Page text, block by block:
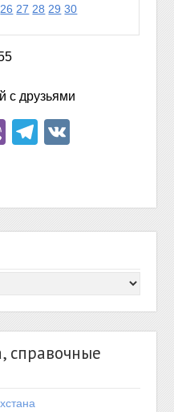
26 27 28 29 30
с друзьями
ViberTelegram
справочные